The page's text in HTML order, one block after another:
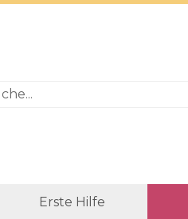
Erste Hilfe